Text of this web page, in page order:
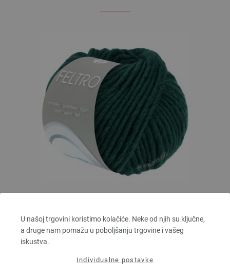
U našoj trgovini koristimo kolačiće. Neke od njih su ključne,
a druge nam pomažu u poboljšanju trgovine i vašeg
iskustva.
Individualne postavke
100 % Djevicavuna
Dužina: otprilike 50 m / 50 g
3,44 $